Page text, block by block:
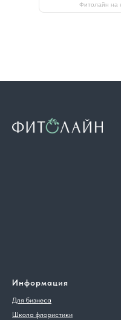
Фитолайн на
Информация
Для бизнеса
Школа флористики